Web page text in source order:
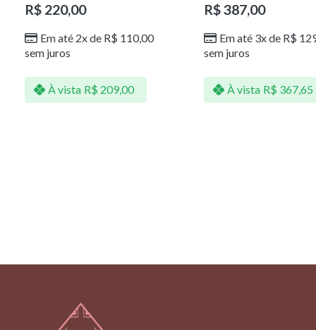
R$220,00
Em até 2x de R$ 110,00
sem juros
À vista R$ 209,00
R$387,00
Em até 3x de R$
sem juros
À vista R$ 367,65